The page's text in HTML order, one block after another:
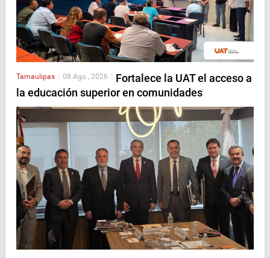
Tamaulipas 08 Ago , 2026
Fortalece la UAT el acceso a
la educación superior en comunidades